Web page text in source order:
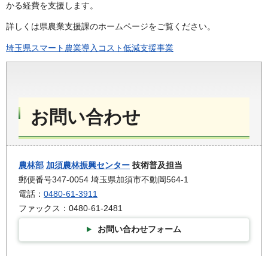
かる経費を支援します。
詳しくは県農業支援課のホームページをご覧ください。
埼玉県スマート農業導入コスト低減支援事業
お問い合わせ
農林部 加須農林振興センター 技術普及担当
郵便番号347-0054 埼玉県加須市不動岡564-1
電話： 0480-61-3911
ファックス：0480-61-2481
お問い合わせフォーム